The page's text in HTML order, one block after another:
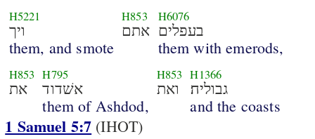
H5221
ויך
them, and smote
H853
אתם
H6076
בעפלים
them with emerods,
H853
את
H795
אשׁדוד
them of Ashdod,
H853
ואת
H1366
גבוליה׃
and the coasts
1 Samuel 5:7 (IHOT)